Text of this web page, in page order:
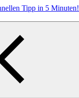
Tipp in 5 Minuten!